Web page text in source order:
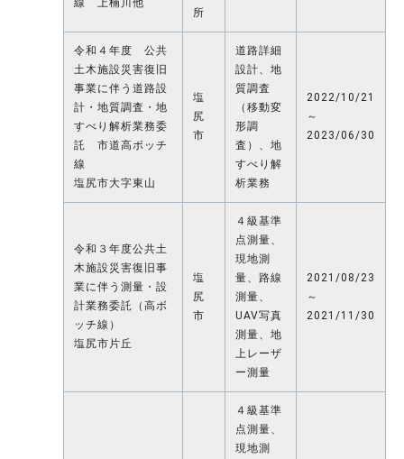
線 上楠川他
所
令和４年度 公共
土木施設災害復旧
事業に伴う道路設
計・地質調査・地
すべり解析業務委
託 市道高ボッチ
線
塩尻市大字東山
塩
尻
市
道路詳細
設計、地
質調査
（移動変
形調
査）、地
すべり解
析業務
2022/10/21
～
2023/06/30
令和３年度公共土
木施設災害復旧事
業に伴う測量・設
計業務委託（高ボ
ッチ線）
塩尻市片丘
塩
尻
市
４級基準
点測量、
現地測
量、路線
測量、
UAV写真
測量、地
上レーザ
ー測量
2021/08/23
～
2021/11/30
４級基準
点測量、
現地測